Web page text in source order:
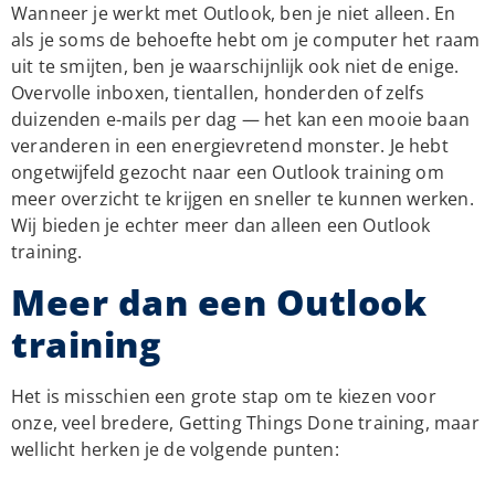
Wanneer je werkt met Outlook, ben je niet alleen. En
als je soms de behoefte hebt om je computer het raam
uit te smijten, ben je waarschijnlijk ook niet de enige.
Overvolle inboxen, tientallen, honderden of zelfs
duizenden e-mails per dag — het kan een mooie baan
veranderen in een energievretend monster. Je hebt
ongetwijfeld gezocht naar een Outlook training om
meer overzicht te krijgen en sneller te kunnen werken.
Wij bieden je echter meer dan alleen een Outlook
training.
Meer dan een Outlook
training
Het is misschien een grote stap om te kiezen voor
onze, veel bredere, Getting Things Done training, maar
wellicht herken je de volgende punten: